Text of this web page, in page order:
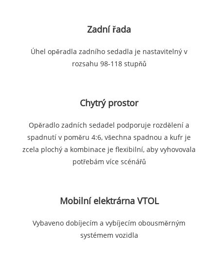
Zadní řada
Úhel opěradla zadního sedadla je nastavitelný v
rozsahu 98-118 stupňů
Chytrý prostor
Opěradlo zadních sedadel podporuje rozdělení a
spadnutí v poměru 4:6, všechna spadnou a kufr je
zcela plochý a kombinace je flexibilní, aby vyhovovala
potřebám více scénářů
Mobilní elektrárna VTOL
Vybaveno dobíjecím a vybíjecím obousměrným
systémem vozidla